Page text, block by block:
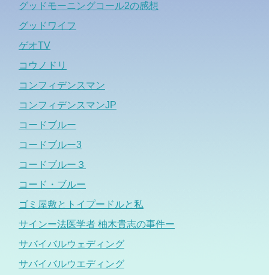
グッドモーニングコール2の感想
グッドワイフ
ゲオTV
コウノドリ
コンフィデンスマン
コンフィデンスマンJP
コードブルー
コードブルー3
コードブルー３
コード・ブルー
ゴミ屋敷とトイプードルと私
サインー法医学者 柚木貴志の事件ー
サバイバルウェディング
サバイバルウエディング